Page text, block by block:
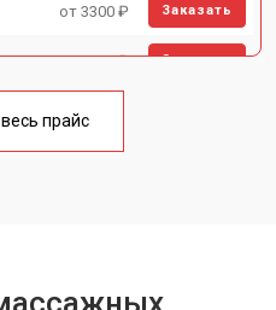
от 3300 ₽ Заказать
от 3200 ₽ Заказать
от 4400 ₽
от 3700 ₽ Заказать
прайс